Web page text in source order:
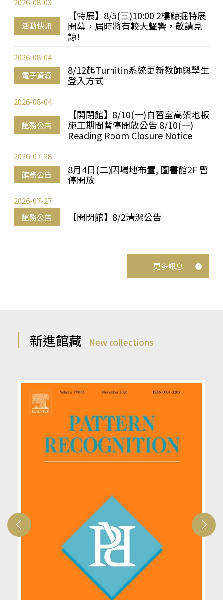
活動快訊
【特展】8/5(三)10:00 2樓鯨掘特展
開幕，屆時將有較大聲響，敬請見
諒!
2026-08-03
電子資源
8/12起Turnitin系統更新教師與學生
登入方式
2026-08-04
館務公告
【開閉館】8/10(一)自習室高架地板
施工期間暫停開放公告 8/10(一)
Reading Room Closure Notice
2026-08-04
館務公告
8月4日(二)因場地布置, 圖書館2F 暫
停開放
2026-07-28
館務公告 【開閉館】8/2清潔公告
2026-07-27
更多訊息
新進館藏 New collections